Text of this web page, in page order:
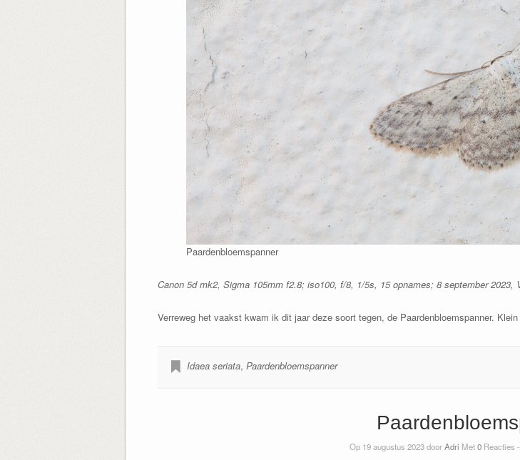
Paardenbloemspanner
Canon 5d mk2, Sigma 105mm f2.8; iso100, f/8, 1/5s, 15 opnames; 8 september 2023,
Verreweg het vaakst kwam ik dit jaar deze soort tegen, de Paardenbloemspanner.
Idaea seriata, Paardenbloemspanner
Op 19 augustus 2023 doorAdri Met0Reacties -